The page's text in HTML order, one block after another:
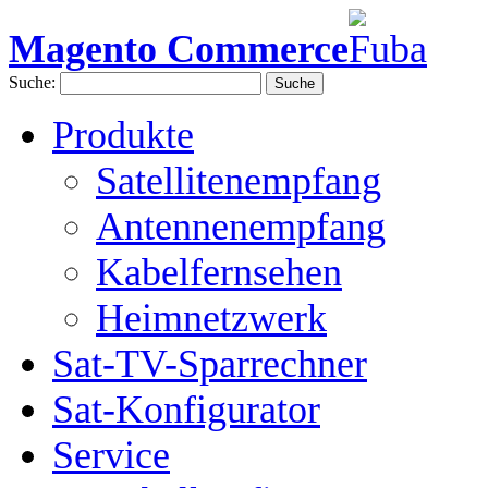
Magento Commerce
Suche: Suche
Produkte
Satellitenempfang
Antennenempfang
Kabelfernsehen
Heimnetzwerk
Sat-TV-Sparrechner
Sat-Konfigurator
Service